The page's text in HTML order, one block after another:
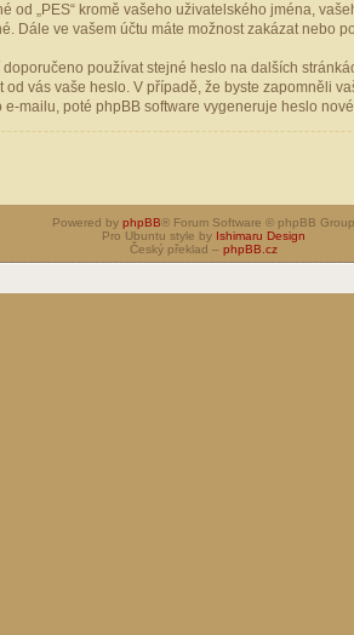
„PES“ kromě vašeho uživatelského jména,
ve vašem účtu máte možnost zakázat nebo
používat stejné heslo na dalších
vás vaše heslo. V případě, že byste zapomněli
mailu, poté phpBB software vygeneruje heslo
Powered by phpBB® Forum Software © phpBB Group
Pro Ubuntu style by Ishimaru Design
Český překlad – phpBB.cz